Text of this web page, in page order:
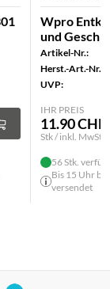
Wpro
und
Artikel-Nr.:
Herst.-Art.-Nr.:
UVP:
IHR PREIS
11.90 CHF
Stk / inkl.
56 Stk.
Bis 15 Uhr
versendet